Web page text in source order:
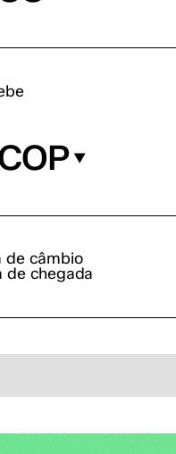
de câmbio
de chegada